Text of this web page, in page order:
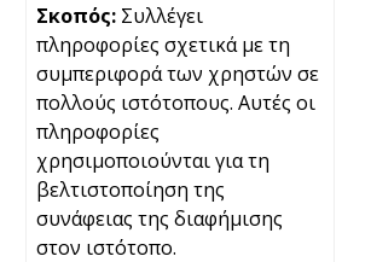
Συλλέγει
πληροφορίες σχετικά με τη
συμπεριφορά των χρηστών σε
πολλούς ιστότοπους. Αυτές οι
πληροφορίες
χρησιμοποιούνται για τη
βελτιστοποίηση της
συνάφειας της διαφήμισης
στον ιστότοπο.